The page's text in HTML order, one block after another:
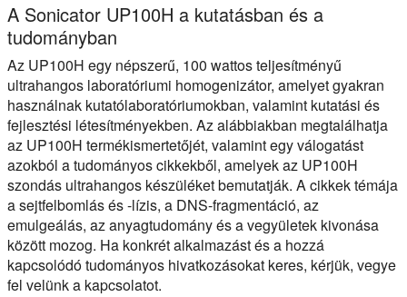
A Sonicator UP100H a kutatásban és a
tudományban
Az UP100H egy népszerű, 100 wattos teljesítményű
ultrahangos laboratóriumi homogenizátor, amelyet gyakran
használnak kutatólaboratóriumokban, valamint kutatási és
fejlesztési létesítményekben. Az alábbiakban megtalálhatja
az UP100H termékismertetőjét, valamint egy válogatást
azokból a tudományos cikkekből, amelyek az UP100H
szondás ultrahangos készüléket bemutatják. A cikkek témája
a sejtfelbomlás és -lízis, a DNS-fragmentáció, az
emulgeálás, az anyagtudomány és a vegyületek kivonása
között mozog. Ha konkrét alkalmazást és a hozzá
kapcsolódó tudományos hivatkozásokat keres, kérjük, vegye
fel velünk a kapcsolatot.